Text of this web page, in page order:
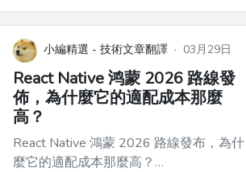
Query，因為有人在 Twitter 上說這是現
在處理伺服器狀態的正確方法。當時我一
行實際的應用邏輯都...
小編精選 - 技術文章翻譯 · 03月29日
React Native 鸿蒙 2026 路線發
佈，為什麼它的適配成本那麼
高？
React Native 鴻蒙 2026 路線發布，為什
麼它的適配成本那麼高？